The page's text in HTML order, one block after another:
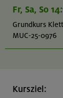
Fr, Sa, So
Grundkurs
MUC-25-0976
Kursziel: